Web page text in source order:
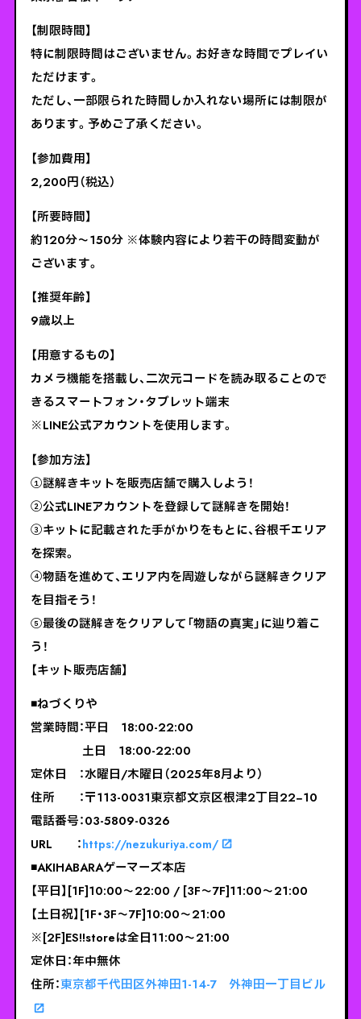
【制限時間】
特に制限時間はございません。お好きな時間でプレイい
ただけます。
ただし、一部限られた時間しか入れない場所には制限が
あります。予めご了承ください。
【参加費用】
2,200円（税込）
【所要時間】
約120分〜150分 ※体験内容により若干の時間変動が
ございます。
【推奨年齢】
9歳以上
【用意するもの】
カメラ機能を搭載し、二次元コードを読み取ることので
きるスマートフォン・タブレット端末
※LINE公式アカウントを使用します。
【参加方法】
①謎解きキットを販売店舗で購入しよう！
②公式LINEアカウントを登録して謎解きを開始！
③キットに記載された手がかりをもとに、谷根千エリア
を探索。
④物語を進めて、エリア内を周遊しながら謎解きクリア
を目指そう！
⑤最後の謎解きをクリアして「物語の真実」に辿り着こ
う！
【キット販売店舗】
◾️ねづくりや
営業時間：平日 18:00-22:00
土日 18:00-22:00
定休日 ：水曜日/木曜日（2025年8月より）
住所 ：〒113-0031東京都文京区根津2丁目22−10
電話番号：03-5809-0326
URL ：https://nezukuriya.com/
◾️AKIHABARAゲーマーズ本店
【平日】[1F]10:00～22:00 / [3F～7F]11:00～21:00
【土日祝】[1F・3F～7F]10:00～21:00
※[2F]ES!!storeは全日11:00～21:00
定休日：年中無休
住所：東京都千代田区外神田1-14-7 外神田一丁目ビル